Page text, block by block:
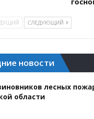
СЛЕДУЮЩИЙ
новости
лесных
области